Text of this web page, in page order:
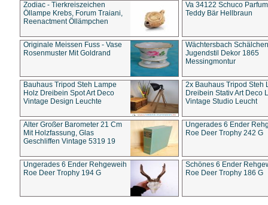
Zodiac - Tierkreiszeichen
Öllampe Krebs, Forum Traiani,
Reenactment Öllämpchen
Va 34122 Schuco
Teddy Bär Hellbraun
Originale Meissen Fuss - Vase
Rosenmuster Mit Goldrand
Wächtersbach Schälchen
Jugendstil Dekor 1865
Messingmontur
Bauhaus Tripod Steh Lampe
Holz Dreibein Spot Art Deco
Vintage Design Leuchte
2x Bauhaus Tripod Steh
Dreibein Stativ Art Deco
Vintage Studio Leucht
Alter Großer Barometer 21 Cm
Mit Holzfassung, Glas
Geschliffen Vintage 5319 19
Ungerades 6 Ender
Roe Deer Trophy 242 G
Ungerades 6 Ender Rehgeweih
Roe Deer Trophy 194 G
Schönes 6 Ender
Roe Deer Trophy 186 G